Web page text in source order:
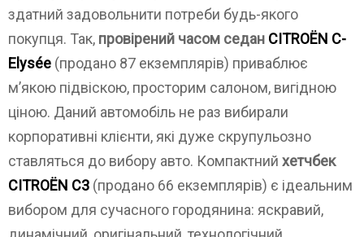
здатний задовольнити потреби будь-якого
покупця. Так, провірений часом седан CITROЁN C-
Elysée (продано 87 екземплярів) приваблює
м’якою підвіскою, просторим салоном, вигідною
ціною. Даний автомобіль не раз вибирали
корпоративні клієнти, які дуже скрупульозно
ставляться до вибору авто. Компактний хетчбек
CITROЁN C3 (продано 66 екземплярів) є ідеальним
вибором для сучасного городянина: яскравий,